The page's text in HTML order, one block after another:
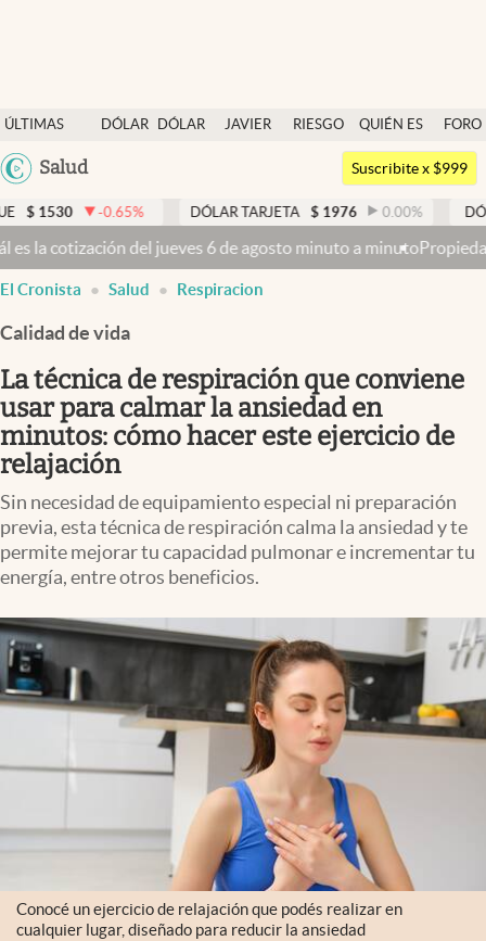
ÚLTIMAS
NOTICIAS
DÓLAR
DÓLAR
JAVIER
RIESGO
QUIÉN ES
QUIÉN
FORO
Argentina
México
Salud
Dólar
Members
Economía y Política
Finanzas y Mercados
Mercados Online
Negocios
Columnistas
Otras secciones
Apertura
Infotechnology
Clase
Clima
Mundial 2026
Eventos Corporativos
El Cronista Studio
Suscribite x $999
-0.65% DÓLAR TARJETA $ 1976 0.00% DÓLAR MEP $
6 de agosto minuto a minutoPropiedad privada: con cruces y
El Cronista Salud Respiracion
Calidad de vida
La técnica de respiración que conviene
usar para calmar la ansiedad en
minutos: cómo hacer este ejercicio de
relajación
Sin necesidad de equipamiento especial ni preparación
previa, esta técnica de respiración calma la ansiedad y te
permite mejorar tu capacidad pulmonar e incrementar tu
energía, entre otros beneficios.
Conocé un ejercicio de relajación que podés realizar en
cualquier lugar, diseñado para reducir la ansiedad